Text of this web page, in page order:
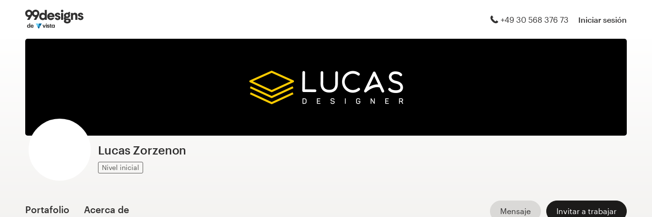
+49 30 568 376 73 Iniciar sesión
Lucas Zorzenon
Nivel inicial
Mensaje Invitar a trabajar
Portafolio Acerca de
Inicio
Explorar categorías
Inspiración
diseño